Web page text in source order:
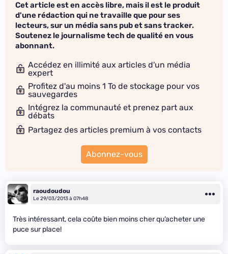
Cet article est en accès libre, mais il est le produit
d'une rédaction qui ne travaille que pour ses
lecteurs, sur un média sans pub et sans tracker.
Soutenez le journalisme tech de qualité en vous
abonnant.
Accédez en illimité aux articles d'un média
expert
Profitez d'au moins 1 To de stockage pour vos
sauvegardes
Intégrez la communauté et prenez part aux
débats
Partagez des articles premium à vos contacts
Abonnez-vous
raoudoudou
Le 29/03/2013 à 07h48
Très intéressant, cela coûte bien moins cher qu’acheter une
puce sur place!